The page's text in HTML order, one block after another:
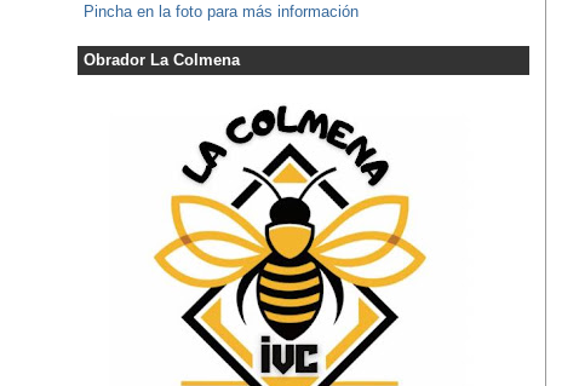
Pincha en la foto para más información
Obrador La Colmena